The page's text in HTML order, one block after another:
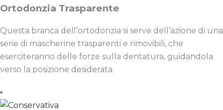
Ortodonzia Trasparente
Questa branca dell’ortodonzia si serve dell’azione di una
serie di mascherine trasparenti e rimovibili, che
eserciteranno delle forze sulla dentatura, guidandola
verso la posizione desiderata.